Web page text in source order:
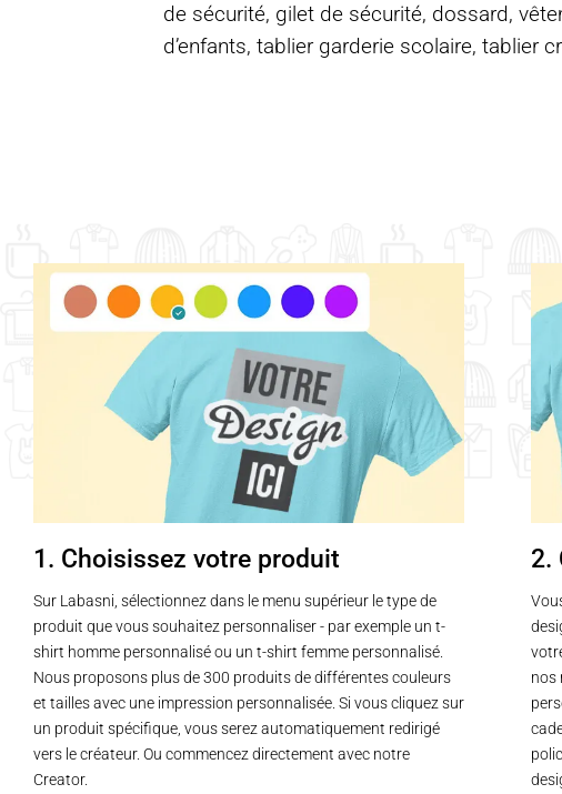
de sécurité, gilet de sécurité, dossard,
d’enfants, tablier garderie scolaire, tablier
1. Choisissez votre produit
Sur Labasni, sélectionnez dans le menu supérieur le type de
produit que vous souhaitez personnaliser - par exemple un t-
shirt homme personnalisé ou un t-shirt femme personnalisé.
Nous proposons plus de 300 produits de différentes couleurs
et tailles avec une impression personnalisée. Si vous cliquez sur
un produit spécifique, vous serez automatiquement redirigé
vers le créateur. Ou commencez directement avec notre
Creator.
2.
nos